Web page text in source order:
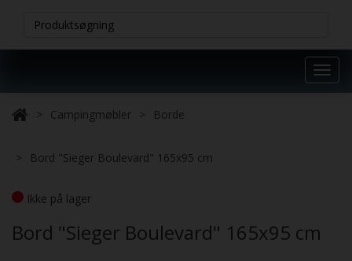
Campingmøbler Borde
Bord "Sieger Boulevard" 165x95 cm
Ikke på lager
Bord "Sieger Boulevard" 165x95 cm